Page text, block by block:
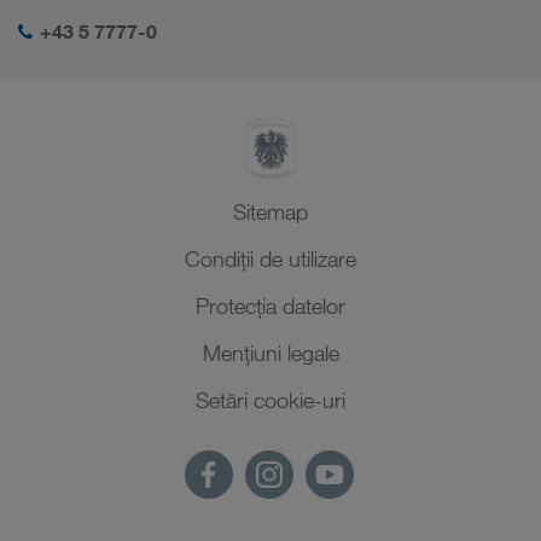
+43 5 7777-0
Sitemap
Condiții de utilizare
Protecţia datelor
Mențiuni legale
Setări cookie-uri